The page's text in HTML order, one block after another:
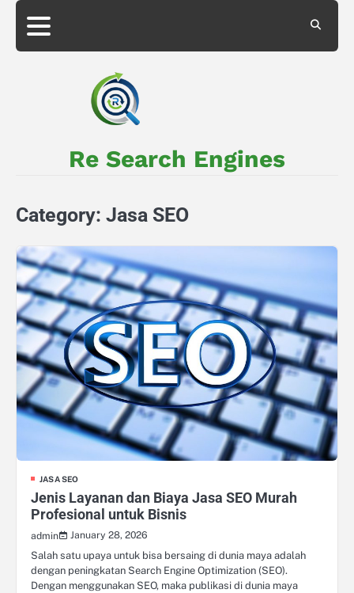
Skip
content
About
Privacy
Re Search Engines
Category: Jasa SEO
JASA SEO
Jenis Layanan dan Biaya Jasa SEO Murah
Profesional untuk Bisnis
admin
January 28, 2026
Salah satu upaya untuk bisa bersaing di dunia maya adalah
dengan peningkatan Search Engine Optimization (SEO).
Dengan menggunakan SEO, maka publikasi di dunia maya